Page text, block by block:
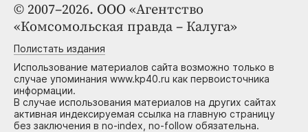
© 2007–2026. ООО «Агентство
«Комсомольская правда – Калуга»
Полистать издания
Использование материалов сайта возможно только в
случае упоминания www.kp40.ru как первоисточника
информации.
В случае использования материалов на других сайтах
активная индексируемая ссылка на главную страницу
без заключения в no-index, no-follow обязательна.